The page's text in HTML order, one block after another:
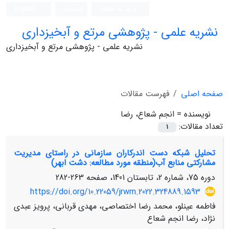
نشریه علمی - پژوهشی مرتع و آبخیزداری
نشریه علمی - پژوهشی مرتع و آبخیزداری
صفحه اصلی
فهرست مقالات
نویسنده = انجم شعاع، رضا
تعداد مقالات:
1
تحلیل شبکه دست اندرکاران سازمانی در راستای مدیریت
مشارکتی منابع آب(منطقه مورد مطالعه: دشت ابهر)
دوره 75، شماره 2، تابستان 1401، صفحه
263-282
https://doi.org/10.22059/jrwm.2022.324889.1593
فاطمه عینلو، محمد رضا اختصاصی، مهدی قربانی، پرویز عبدی
نژاد، رضا انجم شعاع